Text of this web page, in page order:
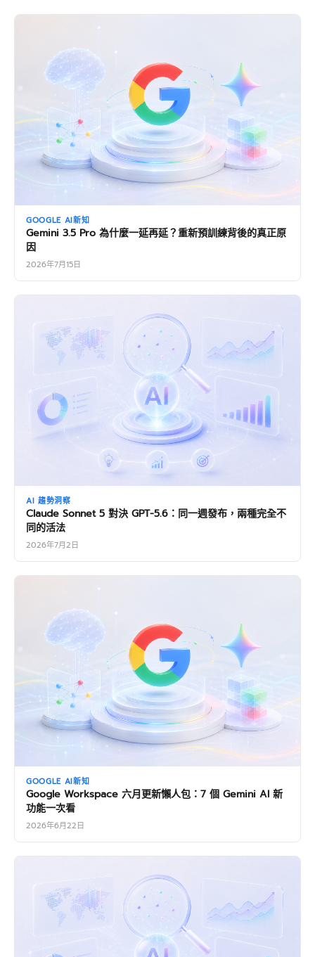
GOOGLE AI新知
Gemini 3.5 Pro 為什麼一延再延？重新預訓練背後的真正原
因
2026年7月15日
AI 趨勢洞察
Claude Sonnet 5 對決 GPT-5.6：同一週發布，兩種完全不
同的活法
2026年7月2日
GOOGLE AI新知
Google Workspace 六月更新懶人包：7 個 Gemini AI 新
功能一次看
2026年6月22日